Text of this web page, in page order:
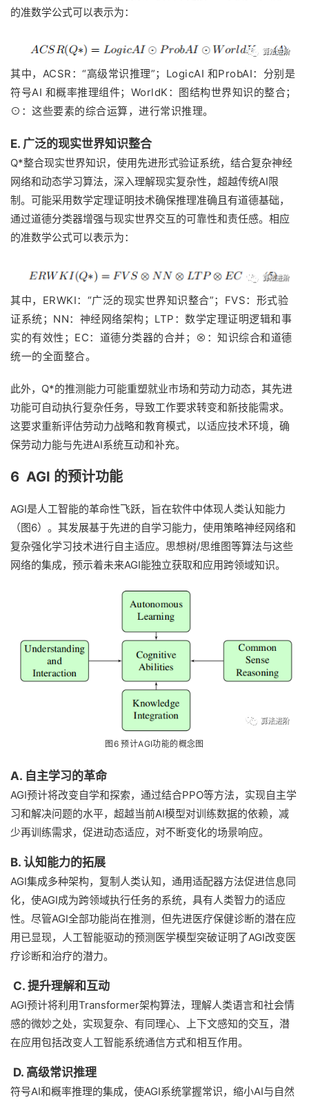
的准数学公式可以表示为：
其中，ACSR：“高级常识推理”；LogicAI 和ProbAI：分别是
符号AI 和概率推理组件；WorldK：图结构世界知识的整合；
⊙：这些要素的综合运算，进行常识推理。
E. 广泛的现实世界知识整合
Q*整合现实世界知识，使用先进形式验证系统，结合复杂神经
网络和动态学习算法，深入理解现实复杂性，超越传统AI限
制。可能采用数学定理证明技术确保推理准确且有道德基础，
通过道德分类器增强与现实世界交互的可靠性和责任感。相应
的准数学公式可以表示为：
其中，ERWKI：“广泛的现实世界知识整合”；FVS：形式验
证系统；NN：神经网络架构；LTP：数学定理证明逻辑和事
实的有效性；EC：道德分类器的合并；⊗：知识综合和道德
统一的全面整合。
此外，Q*的推测能力可能重塑就业市场和劳动力动态，其先进
功能可自动执行复杂任务，导致工作要求转变和新技能需求。
这要求重新评估劳动力战略和教育模式，以适应技术环境，确
保劳动力能与先进AI系统互动和补充。
6 AGI 的预计功能
AGI是人工智能的革命性飞跃，旨在软件中体现人类认知能力
（图6）。其发展基于先进的自学习能力，使用策略神经网络和
复杂强化学习技术进行自主适应。思想树/思维图等算法与这些
网络的集成，预示着未来AGI能独立获取和应用跨领域知识。
图6 预计AGI功能的概念图
A. 自主学习的革命
AGI预计将改变自学和探索，通过结合PPO等方法，实现自主学
习和解决问题的水平，超越当前AI模型对训练数据的依赖，减
少再训练需求，促进动态适应，对不断变化的场景响应。
B. 认知能力的拓展
AGI集成多种架构，复制人类认知，通用适配器方法促进信息同
化，使AGI成为跨领域执行任务的系统，具有人类智力的适应
性。尽管AGI全部功能尚在推测，但先进医疗保健诊断的潜在应
用已显现，人工智能驱动的预测医学模型突破证明了AGI改变医
疗诊断和治疗的潜力。
C. 提升理解和互动
AGI预计将利用Transformer架构算法，理解人类语言和社会情
感的微妙之处，实现复杂、有同理心、上下文感知的交互，潜
在应用包括改变人工智能系统通信方式和相互作用。
D. 高级常识推理
符号AI和概率推理的集成，使AGI系统掌握常识，缩小AI与自然